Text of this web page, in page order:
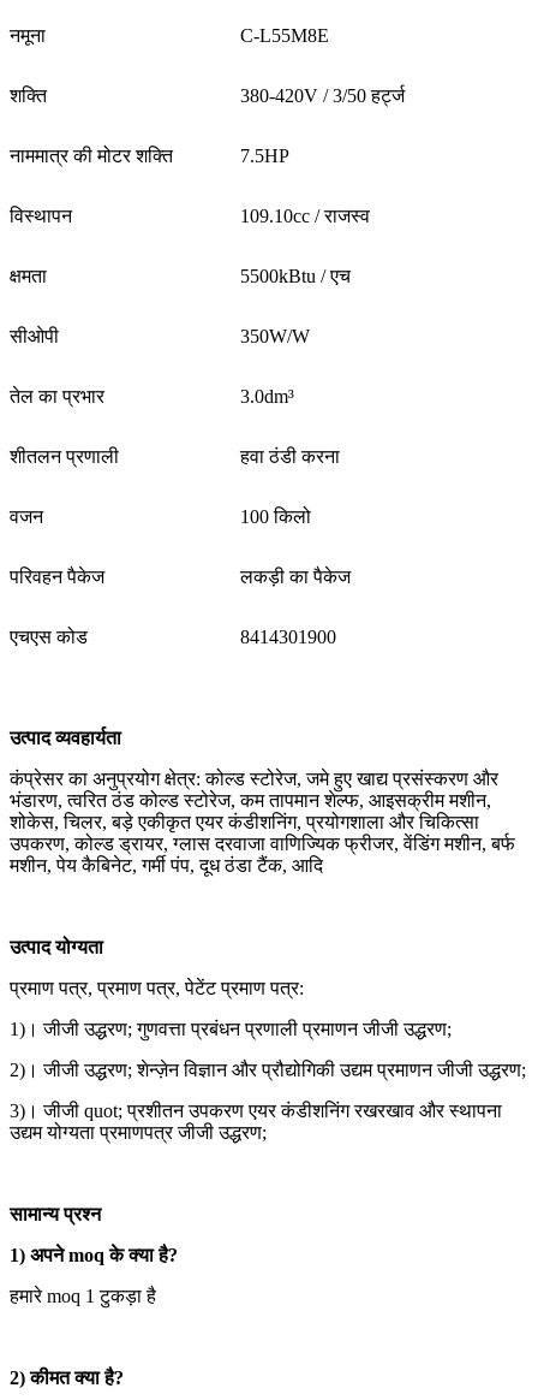
नमूना C-L55M8E
शक्ति 380-420V / 3/50 हर्ट्ज
नाममात्र की मोटर शक्ति 7.5HP
विस्थापन 109.10cc / राजस्व
क्षमता 5500kBtu / एच
सीओपी 350W/W
तेल का प्रभार 3.0dm³
शीतलन प्रणाली हवा ठंडी करना
वजन 100 किलो
परिवहन पैकेज लकड़ी का पैकेज
एचएस कोड 8414301900
उत्पाद व्यवहार्यता
कंप्रेसर का अनुप्रयोग क्षेत्र: कोल्ड स्टोरेज, जमे हुए खाद्य प्रसंस्करण और
भंडारण, त्वरित ठंड कोल्ड स्टोरेज, कम तापमान शेल्फ, आइसक्रीम मशीन,
शोकेस, चिलर, बड़े एकीकृत एयर कंडीशनिंग, प्रयोगशाला और चिकित्सा
उपकरण, कोल्ड ड्रायर, ग्लास दरवाजा वाणिज्यिक फ्रीजर, वेंडिंग मशीन, बर्फ
मशीन, पेय कैबिनेट, गर्मी पंप, दूध ठंडा टैंक, आदि
उत्पाद योग्यता
प्रमाण पत्र, प्रमाण पत्र, पेटेंट प्रमाण पत्र:
1)। जीजी उद्धरण; गुणवत्ता प्रबंधन प्रणाली प्रमाणन जीजी उद्धरण;
2)। जीजी उद्धरण; शेन्ज़ेन विज्ञान और प्रौद्योगिकी उद्यम प्रमाणन जीजी उद्धरण;
3)। जीजी quot; प्रशीतन उपकरण एयर कंडीशनिंग रखरखाव और स्थापना
उद्यम योग्यता प्रमाणपत्र जीजी उद्धरण;
सामान्य प्रश्न
1) अपने moq के क्या है?
हमारे moq 1 टुकड़ा है
2) कीमत क्या है?